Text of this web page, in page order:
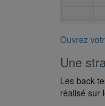
Ouvrez
Une
Les back-
réalisé sur